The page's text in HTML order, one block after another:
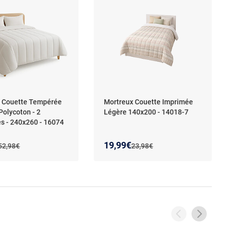
Tempérée
- 2
- 240x260 - 16074
prix :
prix :
de :
Mortreux Couette Imprimée
Légère 140x200 - 14018-7
Ancien prix :
23,98€
Nouveau prix :
19,99€
Réduction de :